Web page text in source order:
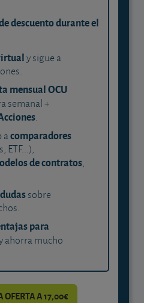
descuento durante el
y sigue a
mensual OCU
semanal +
.
acomparadores
ETF...),
de contratos,
sobre
para
ahorra mucho
OFERTA A 17,00€